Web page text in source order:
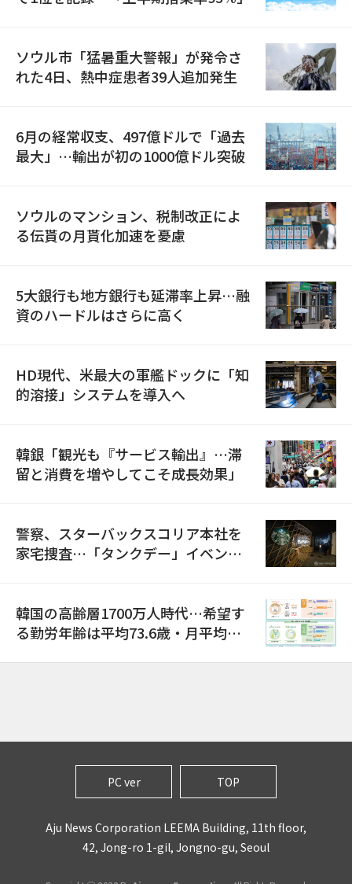
ソウル市「猛暑重大警報」が発令さ
れた4日、熱中症患者39人追加発生
6月の経常収支、497億ドルで「過去
最大」…輸出が初の1000億ドル突破
ソウルのマンション、税制改正によ
る伝貰の月貰化加速を憂慮
5大銀行も地方銀行も延滞率上昇…融
資のハードルはさらに高く
HD現代、米最大の軍艦ドックに「知
的溶接」システムを導入へ
韓銀「観光も『サービス輸出』…滞
留と消費を増やしてこそ成長効果」
警察、スターバックスコリア本社を
家宅捜査…「タンクデー」イベント
韓国の高齢層1700万人時代…希望す
る勤労年齢は平均73.6歳・月平均賃
PC ver TOP
Aju News Corporation LEEMA Building, 11th floor,
42, Jong-ro 1-gil, Jongno-gu, Seoul